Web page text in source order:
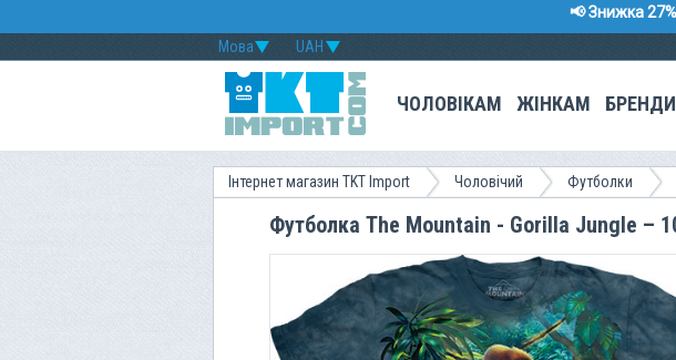
📢 Знижка
UAH
Мова
ЧОЛОВІКАМ ЖІНКАМ БРЕНДИ
Інтернет магазин TKT Import Чоловічий Футболки
Футболка The Mountain - Gorilla Jungle –